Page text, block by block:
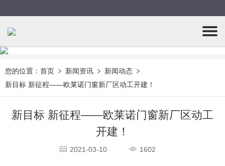
您的位置： 首页 新闻资讯
新闻动态
新目标 新征程——欧莱诺门窗新厂区动工开建！
新目标 新征程——欧莱诺门窗新厂区动工
开建！
2021-03-10 1602